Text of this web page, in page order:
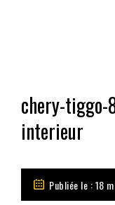
chery-tiggo-
interieur
Publiée le : 18